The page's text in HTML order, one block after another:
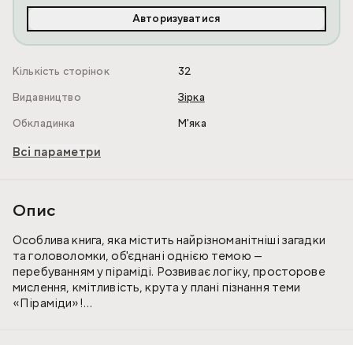
Авторизуватися
Кількість сторінок
32
Видавництво
Зірка
Обкладинка
М'яка
Всі параметри
Опис
Особлива книга, яка містить найрізноманітніші загадки
та головоломки, об'єднані однією темою —
перебуванням у піраміді. Розвиває логіку, просторове
мислення, кмітливість, крута у плані пізнання теми
«Піраміди»!